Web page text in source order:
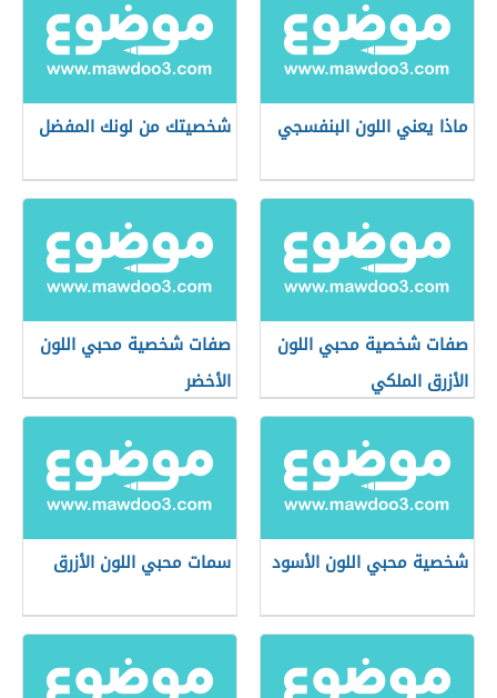
ماذا يعني اللون البنفسجي شخصيتك من لونك المفضل
صفات شخصية محبي اللون
الأزرق الملكي
صفات شخصية محبي اللون
الأخضر
شخصية محبي اللون الأسود سمات محبي اللون الأزرق